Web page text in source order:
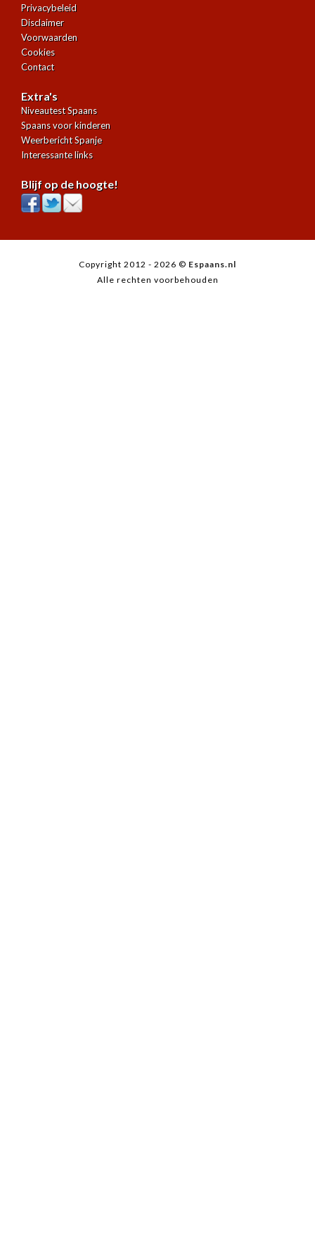
Privacybeleid
Disclaimer
Voorwaarden
Cookies
Contact
Extra's
Niveautest Spaans
Spaans voor kinderen
Weerbericht Spanje
Interessante links
Blijf op de hoogte!
Copyright 2012 - 2026 © Espaans.nl
Alle rechten voorbehouden